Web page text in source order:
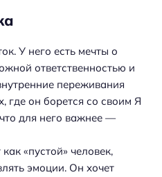
У него есть мечты о
ответственностью и
переживания
где он борется со своим Я
для него важнее —
«пустой» человек,
эмоции. Он хочет